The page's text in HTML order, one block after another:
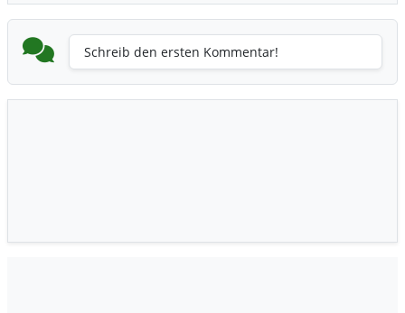
Schreib den ersten Kommentar!